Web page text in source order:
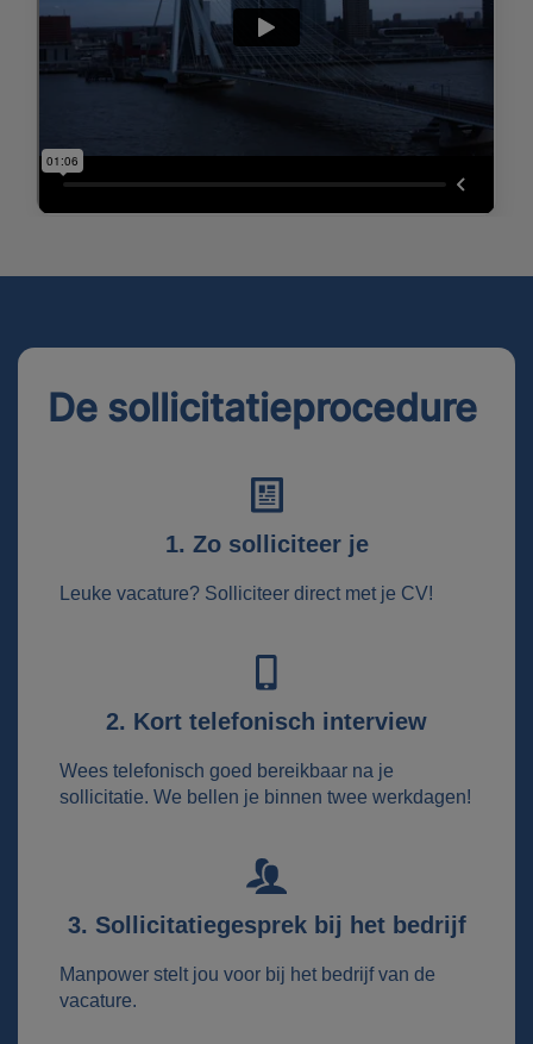
De sollicitatieprocedure
1. Zo solliciteer je
Leuke vacature? Solliciteer direct met je CV!
2. Kort telefonisch interview
Wees telefonisch goed bereikbaar na je
sollicitatie. We bellen je binnen twee werkdagen!
3. Sollicitatiegesprek bij het bedrijf
Manpower stelt jou voor bij het bedrijf van de
vacature.